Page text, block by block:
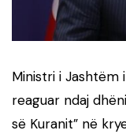
Ministri i Jashtëm
reaguar ndaj
së Kuranit” në